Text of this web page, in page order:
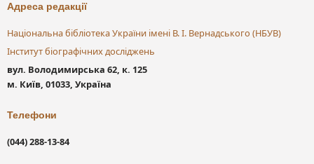
Адреса редакції
Національна бібліотека України імені В. І. Вернадського (НБУВ)
Інститут біографічних досліджень
вул. Володимирська 62, к. 125
м. Київ, 01033, Україна
Телефони
(044) 288-13-84